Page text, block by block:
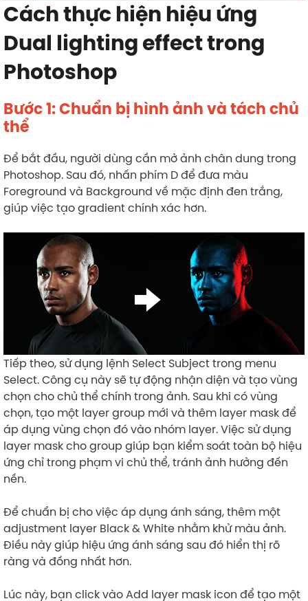
Cách thực hiện hiệu ứng
Dual lighting effect trong
Photoshop
Bước 1: Chuẩn bị hình ảnh và tách chủ
thể
Để bắt đầu, người dùng cần mở ảnh chân dung trong
Photoshop. Sau đó, nhấn phím D để đưa màu
Foreground và Background về mặc định đen trắng,
giúp việc tạo gradient chính xác hơn.
Tiếp theo, sử dụng lệnh Select Subject trong menu
Select. Công cụ này sẽ tự động nhận diện và tạo vùng
chọn cho chủ thể chính trong ảnh. Sau khi có vùng
chọn, tạo một layer group mới và thêm layer mask để
áp dụng vùng chọn đó vào nhóm layer. Việc sử dụng
layer mask cho group giúp bạn kiểm soát toàn bộ hiệu
ứng chỉ trong phạm vi chủ thể, tránh ảnh hưởng đến
nền.
Để chuẩn bị cho việc áp dụng ánh sáng, thêm một
adjustment layer Black & White nhằm khử màu ảnh.
Điều này giúp hiệu ứng ánh sáng sau đó hiển thị rõ
ràng và đồng nhất hơn.
Lúc này, bạn click vào Add layer mask icon để tạo một